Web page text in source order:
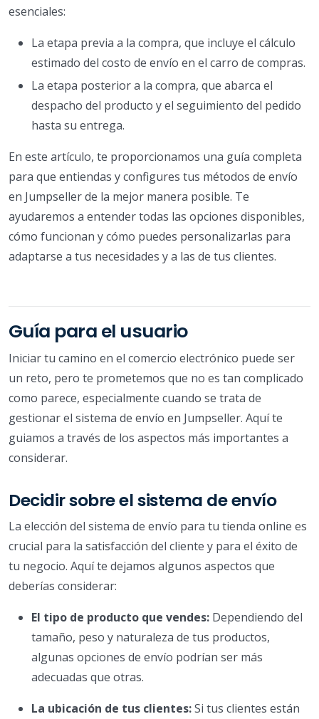
esenciales:
La etapa previa a la compra, que incluye el cálculo
estimado del costo de envío en el carro de compras.
La etapa posterior a la compra, que abarca el
despacho del producto y el seguimiento del pedido
hasta su entrega.
En este artículo, te proporcionamos una guía completa
para que entiendas y configures tus métodos de envío
en Jumpseller de la mejor manera posible. Te
ayudaremos a entender todas las opciones disponibles,
cómo funcionan y cómo puedes personalizarlas para
adaptarse a tus necesidades y a las de tus clientes.
Guía para el usuario
Iniciar tu camino en el comercio electrónico puede ser
un reto, pero te prometemos que no es tan complicado
como parece, especialmente cuando se trata de
gestionar el sistema de envío en Jumpseller. Aquí te
guiamos a través de los aspectos más importantes a
considerar.
Decidir sobre el sistema de envío
La elección del sistema de envío para tu tienda online es
crucial para la satisfacción del cliente y para el éxito de
tu negocio. Aquí te dejamos algunos aspectos que
deberías considerar:
El tipo de producto que vendes: Dependiendo del
tamaño, peso y naturaleza de tus productos,
algunas opciones de envío podrían ser más
adecuadas que otras.
La ubicación de tus clientes:Si tus clientes están